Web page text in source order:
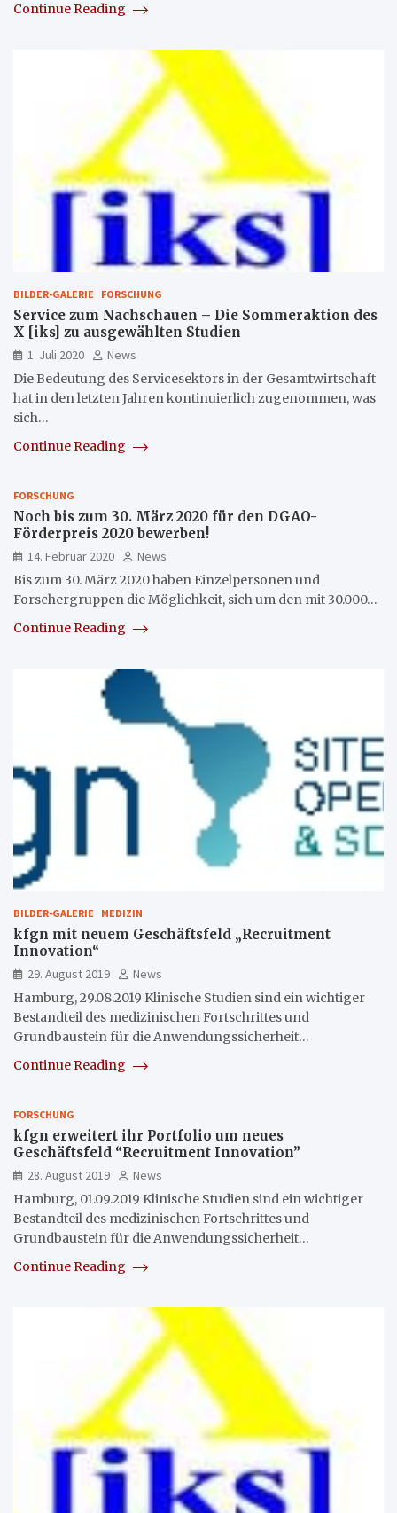
Continue Reading
BILDER-GALERIE FORSCHUNG
Service zum Nachschauen – Die Sommeraktion des
X [iks] zu ausgewählten Studien
1. Juli 2020
News
Die Bedeutung des Servicesektors in der Gesamtwirtschaft
hat in den letzten Jahren kontinuierlich zugenommen, was
sich…
Continue Reading
FORSCHUNG
Noch bis zum 30. März 2020 für den DGAO-
Förderpreis 2020 bewerben!
14. Februar 2020
News
Bis zum 30. März 2020 haben Einzelpersonen und
Forschergruppen die Möglichkeit, sich um den mit 30.000…
Continue Reading
BILDER-GALERIE MEDIZIN
kfgn mit neuem Geschäftsfeld „Recruitment
Innovation“
29. August 2019
News
Hamburg, 29.08.2019 Klinische Studien sind ein wichtiger
Bestandteil des medizinischen Fortschrittes und
Grundbaustein für die Anwendungssicherheit…
Continue Reading
FORSCHUNG
kfgn erweitert ihr Portfolio um neues
Geschäftsfeld “Recruitment Innovation”
28. August 2019
News
Hamburg, 01.09.2019 Klinische Studien sind ein wichtiger
Bestandteil des medizinischen Fortschrittes und
Grundbaustein für die Anwendungssicherheit…
Continue Reading